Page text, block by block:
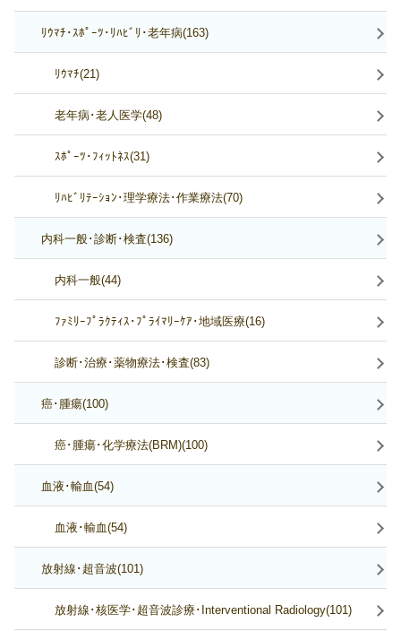
ﾘｳﾏﾁ･ｽﾎﾟｰﾂ･ﾘﾊﾋﾞﾘ･老年病(163)
ﾘｳﾏﾁ(21)
老年病･老人医学(48)
ｽﾎﾟｰﾂ･ﾌｨｯﾄﾈｽ(31)
ﾘﾊﾋﾞﾘﾃｰｼｮﾝ･理学療法･作業療法(70)
内科一般･診断･検査(136)
内科一般(44)
ﾌｧﾐﾘｰﾌﾟﾗｸﾃｨｽ･ﾌﾟﾗｲﾏﾘｰｹｱ･地域医療(16)
診断･治療･薬物療法･検査(83)
癌･腫瘍(100)
癌･腫瘍･化学療法(BRM)(100)
血液･輸血(54)
血液･輸血(54)
放射線･超音波(101)
放射線･核医学･超音波診療･Interventional Radiology(101)